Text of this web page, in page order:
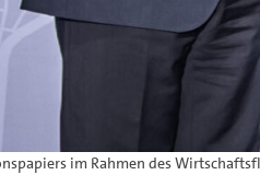
im Rahmen des